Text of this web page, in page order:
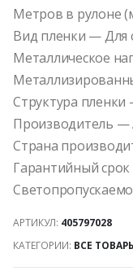
Метров в рулоне
Вид пленки — Для
Металлическое
Структура
Производитель —
Страна
Гарантийный
АРТИКУЛ: 405797028
КАТЕГОРИИ: ВСЕ